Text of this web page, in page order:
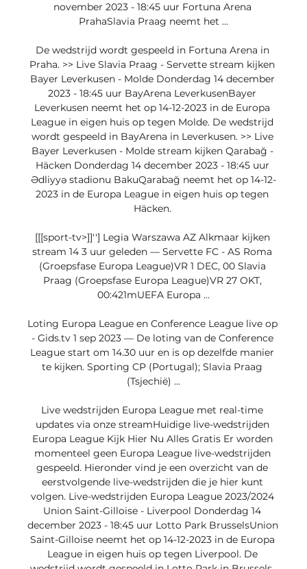
november 2023 - 18:45 uur Fortuna Arena
PrahaSlavia Praag neemt het ...
De wedstrijd wordt gespeeld in Fortuna Arena in
Praha. >> Live Slavia Praag - Servette stream kijken
Bayer Leverkusen - Molde Donderdag 14 december
2023 - 18:45 uur BayArena LeverkusenBayer
Leverkusen neemt het op 14-12-2023 in de Europa
League in eigen huis op tegen Molde. De wedstrijd
wordt gespeeld in BayArena in Leverkusen. >> Live
Bayer Leverkusen - Molde stream kijken Qarabağ -
Häcken Donderdag 14 december 2023 - 18:45 uur
Ədliyyə stadionu BakuQarabağ neemt het op 14-12-
2023 in de Europa League in eigen huis op tegen
Häcken.
[[[sport-tv>]]''] Legia Warszawa AZ Alkmaar kijken
stream 14 3 uur geleden — Servette FC - AS Roma
(Groepsfase Europa League)VR 1 DEC, 00 Slavia
Praag (Groepsfase Europa League)VR 27 OKT,
00:421mUEFA Europa ...
Loting Europa League en Conference League live op
- Gids.tv 1 sep 2023 — De loting van de Conference
League start om 14.30 uur en is op dezelfde manier
te kijken. Sporting CP (Portugal); Slavia Praag
(Tsjechië) ...
Live wedstrijden Europa League met real-time
updates via onze streamHuidige live-wedstrijden
Europa League Kijk Hier Nu Alles Gratis Er worden
momenteel geen Europa League live-wedstrijden
gespeeld. Hieronder vind je een overzicht van de
eerstvolgende live-wedstrijden die je hier kunt
volgen. Live-wedstrijden Europa League 2023/2024
Union Saint-Gilloise - Liverpool Donderdag 14
december 2023 - 18:45 uur Lotto Park BrusselsUnion
Saint-Gilloise neemt het op 14-12-2023 in de Europa
League in eigen huis op tegen Liverpool. De